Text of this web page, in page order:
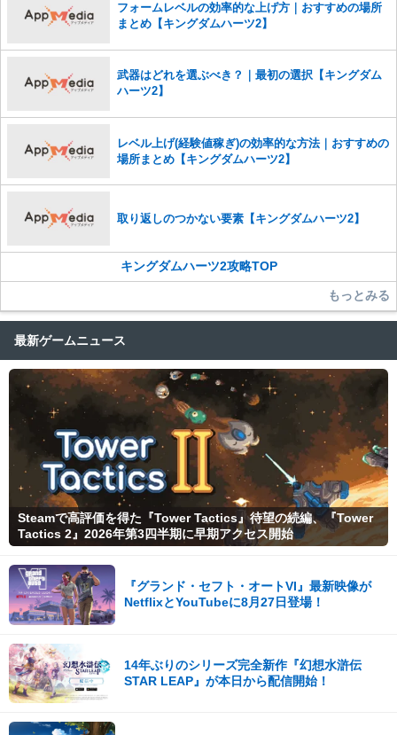
フォームレベルの効率的な上げ方｜おすすめの場所
まとめ【キングダムハーツ2】
武器はどれを選ぶべき？｜最初の選択【キングダム
ハーツ2】
レベル上げ(経験値稼ぎ)の効率的な方法｜おすすめの
場所まとめ【キングダムハーツ2】
取り返しのつかない要素【キングダムハーツ2】
キングダムハーツ2攻略TOP
もっとみる
最新ゲームニュース
Steamで高評価を得た『Tower Tactics』待望の続編、『Tower
Tactics 2』2026年第3四半期に早期アクセス開始
『グランド・セフト・オートVI』最新映像が
NetflixとYouTubeに8月27日登場！
14年ぶりのシリーズ完全新作『幻想水滸伝
STAR LEAP』が本日から配信開始！